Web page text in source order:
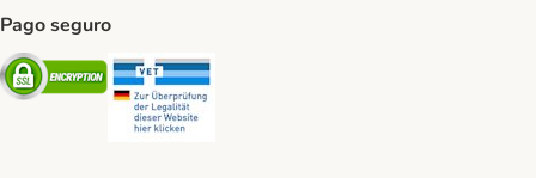
Pago seguro
Security